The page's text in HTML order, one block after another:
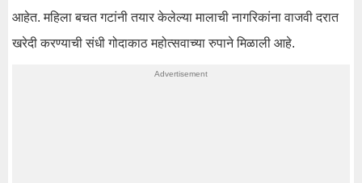
आहेत. महिला बचत गटांनी तयार केलेल्या मालाची नागरिकांना वाजवी दरात
खरेदी करण्याची संधी गोदाकाठ महोत्सवाच्या रुपाने मिळाली आहे.